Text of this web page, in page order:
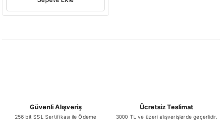
Güvenli Alışveriş
256 bit SSL Sertifikası ile Ödeme
Ücretsiz Teslimat
3000 TL ve üzeri alışverişlerde geçerlidir.